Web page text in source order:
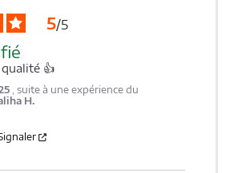
5/5
👍
, suite à une expérience du
H.